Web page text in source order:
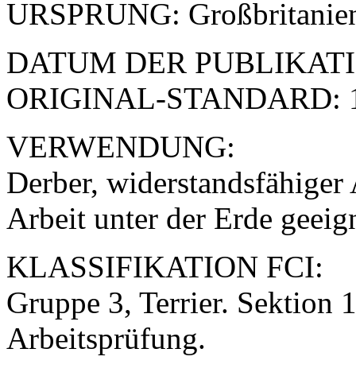
URSPRUNG:
DATUM DER
ORIGINAL-STANDARD:
VERWENDUNG:
Derber,
Arbeit unter der Erde
KLASSIFIKATION FCI:
Gruppe 3, Terrier. Sektion
Arbeitsprüfung.